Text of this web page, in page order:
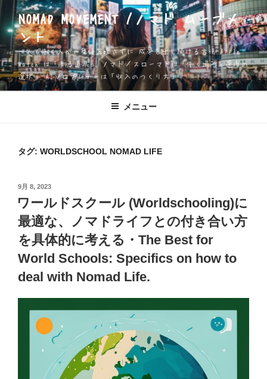
ン
テ
ン
ツ
へ
ス
NOMAD MOVEMENT /ノマド ムーブメ
ント
一人で働く人が、身体を壊さずに 成果を出し続ける方法 Apple
Watch は「測る道具」 ノマド／スローマドは「働く場所と速度の
選択」 AIソロプレナーは「収入のつくり方」
メニュー
タグ: WORLDSCHOOL NOMAD LIFE
投
稿
日:
9月 8, 2023
ワールドスクール (Worldschooling)に
最適な、ノマドライフとの付き合い方
を具体的に考える・The Best for
World Schools: Specifics on how to
deal with Nomad Life.